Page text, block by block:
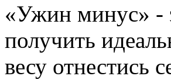
«Ужин минус» -
получить
весу отнестись